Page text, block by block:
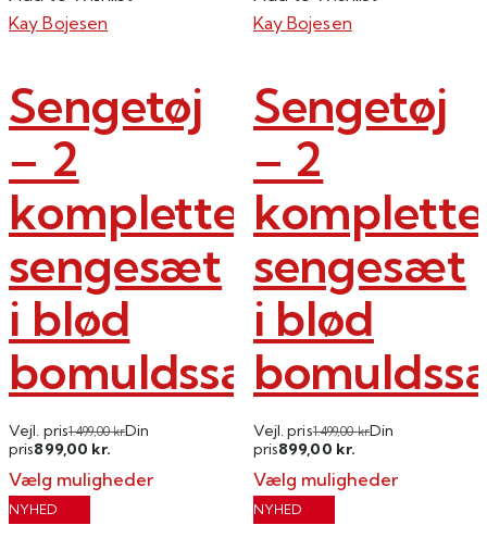
Kay Bojesen
Sengetøj
– 2
komplette
sengesæt
i blød
bomuldssatin/grå
Vejl. pris1.499,00kr.Din
pris899,00 kr.
Vælg muligheder
Dette
NYHED
Kay Bojesen
Sengetøj
– 2
komplette
sengesæt
i blød
Vejl. pris1.499,00kr.Din
pris899,00 kr.
Vælg muligheder
Dette
NYHED